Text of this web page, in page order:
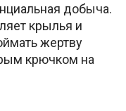
добыча.
крылья и
жертву
крючком на